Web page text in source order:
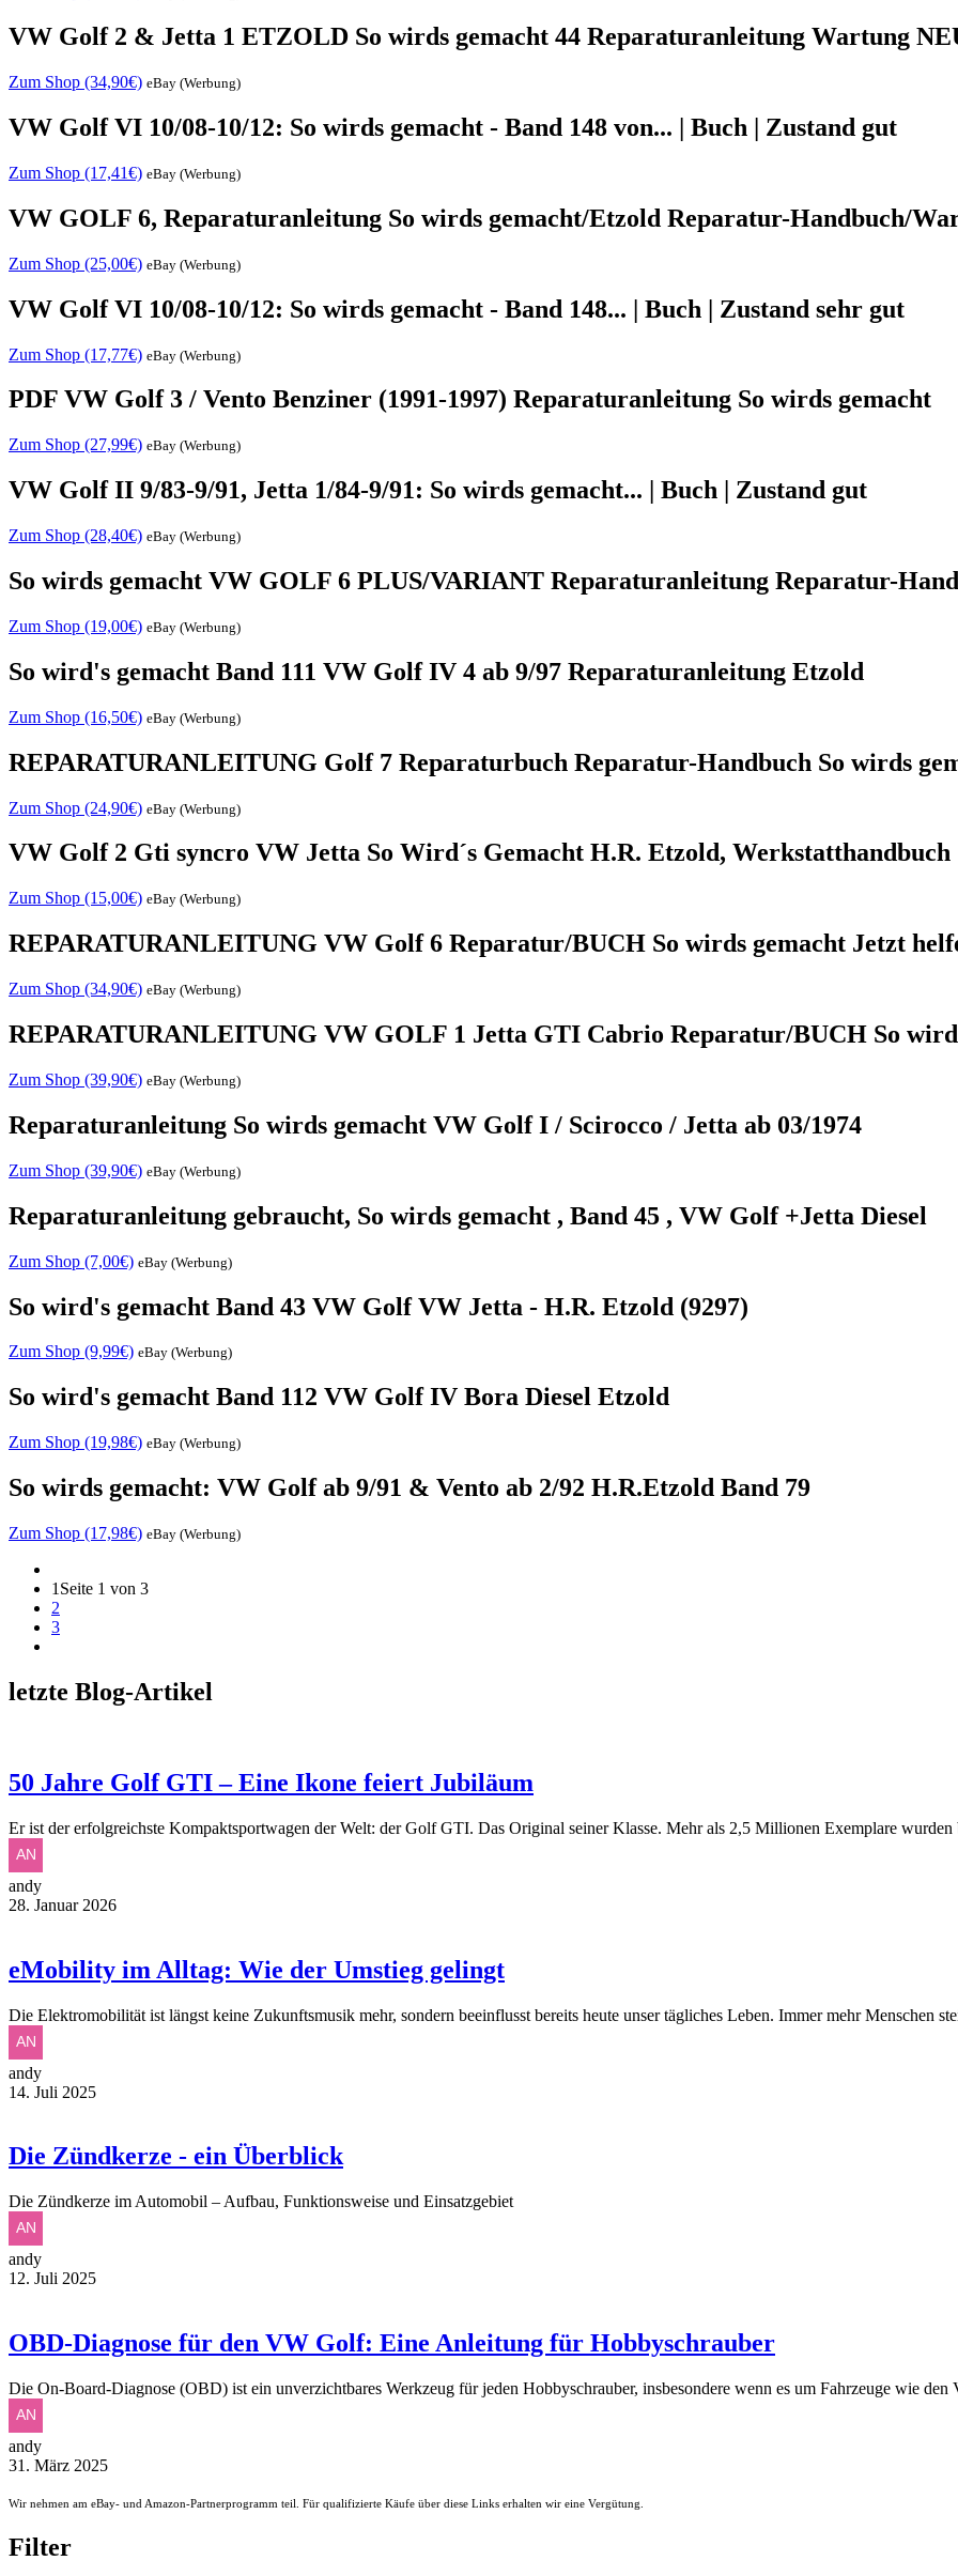
VW Golf 2 & Jetta 1 ETZOLD So wirds gemacht 44 Reparaturanleitung Wartung
Zum Shop (34,90€) eBay (Werbung)
VW Golf VI 10/08-10/12: So wirds gemacht - Band 148 von... | Buch | Zustand gut
Zum Shop (17,41€) eBay (Werbung)
VW GOLF 6, Reparaturanleitung So wirds gemacht/Etzold Reparatur-Handbuch/
Zum Shop (25,00€) eBay (Werbung)
VW Golf VI 10/08-10/12: So wirds gemacht - Band 148... | Buch | Zustand sehr gut
Zum Shop (17,77€) eBay (Werbung)
PDF VW Golf 3 / Vento Benziner (1991-1997) Reparaturanleitung So wirds gemacht
Zum Shop (27,99€) eBay (Werbung)
VW Golf II 9/83-9/91, Jetta 1/84-9/91: So wirds gemacht... | Buch | Zustand gut
Zum Shop (28,40€) eBay (Werbung)
So wirds gemacht VW GOLF 6 PLUS/VARIANT Reparaturanleitung Reparatur-
Zum Shop (19,00€) eBay (Werbung)
So wird's gemacht Band 111 VW Golf IV 4 ab 9/97 Reparaturanleitung Etzold
Zum Shop (16,50€) eBay (Werbung)
REPARATURANLEITUNG Golf 7 Reparaturbuch Reparatur-Handbuch So wirds
Zum Shop (24,90€) eBay (Werbung)
VW Golf 2 Gti syncro VW Jetta So Wird´s Gemacht H.R. Etzold, Werkstatthandbuch
Zum Shop (15,00€) eBay (Werbung)
REPARATURANLEITUNG VW Golf 6 Reparatur/BUCH So wirds gemacht Jetzt
Zum Shop (34,90€) eBay (Werbung)
REPARATURANLEITUNG VW GOLF 1 Jetta GTI Cabrio Reparatur/BUCH So
Zum Shop (39,90€) eBay (Werbung)
Reparaturanleitung So wirds gemacht VW Golf I / Scirocco / Jetta ab 03/1974
Zum Shop (39,90€) eBay (Werbung)
Reparaturanleitung gebraucht, So wirds gemacht , Band 45 , VW Golf +Jetta Diesel
Zum Shop (7,00€) eBay (Werbung)
So wird's gemacht Band 43 VW Golf VW Jetta - H.R. Etzold (9297)
Zum Shop (9,99€) eBay (Werbung)
So wird's gemacht Band 112 VW Golf IV Bora Diesel Etzold
Zum Shop (19,98€) eBay (Werbung)
So wirds gemacht: VW Golf ab 9/91 & Vento ab 2/92 H.R.Etzold Band 79
Zum Shop (17,98€) eBay (Werbung)
1 Seite 1 von 3
2
3
letzte Blog-Artikel
50 Jahre Golf GTI – Eine Ikone feiert Jubiläum
Er ist der erfolgreichste Kompaktsportwagen der Welt: der Golf GTI. Das Original seiner Klasse. Mehr als 2,5 Millionen Exemplare
andy
28. Januar 2026
eMobility im Alltag: Wie der Umstieg gelingt
Die Elektromobilität ist längst keine Zukunftsmusik mehr, sondern beeinflusst bereits heute unser tägliches Leben. Immer mehr Menschen
andy
14. Juli 2025
Die Zündkerze - ein Überblick
Die Zündkerze im Automobil – Aufbau, Funktionsweise und Einsatzgebiet
andy
12. Juli 2025
OBD-Diagnose für den VW Golf: Eine Anleitung für Hobbyschrauber
Die On-Board-Diagnose (OBD) ist ein unverzichtbares Werkzeug für jeden Hobbyschrauber, insbesondere wenn es um Fahrzeuge wie
andy
31. März 2025
Wir nehmen am eBay- und Amazon-Partnerprogramm teil. Für qualifizierte Käufe über diese Links erhalten wir eine Vergütung.
Filter